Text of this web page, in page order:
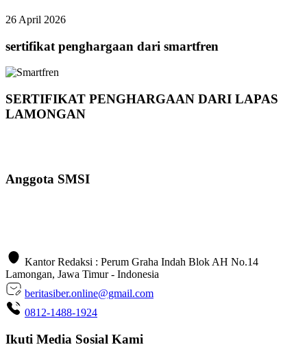
26 April 2026
sertifikat penghargaan dari smartfren
SERTIFIKAT PENGHARGAAN DARI LAPAS
LAMONGAN
Anggota SMSI
Kantor Redaksi : Perum Graha Indah Blok AH No.14
Lamongan, Jawa Timur - Indonesia
beritasiber.online@gmail.com
0812-1488-1924
Ikuti Media Sosial Kami